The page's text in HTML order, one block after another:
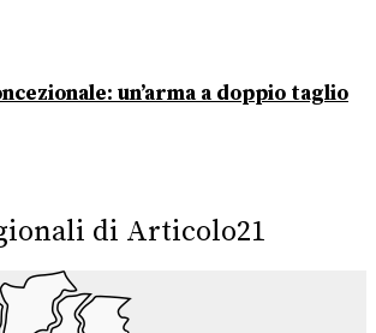
un’arma a doppio taglio
di Articolo21